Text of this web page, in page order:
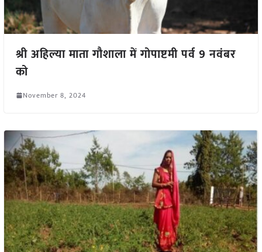
श्री अहिल्या माता गौशाला में गोपाष्टमी पर्व 9 नवंबर
को
November 8, 2024